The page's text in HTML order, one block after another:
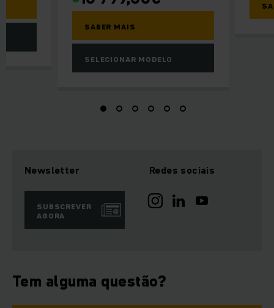
SABER MAIS
SELECIONAR MODELO
Newsletter
SUBSCREVER
AGORA
Redes sociais
Tem alguma questão?